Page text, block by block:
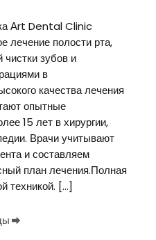
Аrt Dental Clinic
лечение полости рта,
чистки зубов и
в
качества лечения
опытные
15 лет в хирургии,
Врачи учитывают
и составляем
план лечения.Полная
техникой. […]